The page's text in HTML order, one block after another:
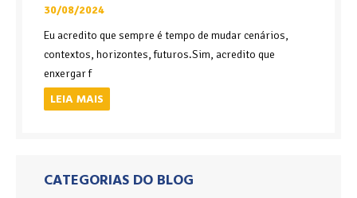
30/08/2024
Eu acredito que sempre é tempo de mudar cenários,
contextos, horizontes, futuros.Sim, acredito que
enxergar f
LEIA MAIS
CATEGORIAS DO BLOG